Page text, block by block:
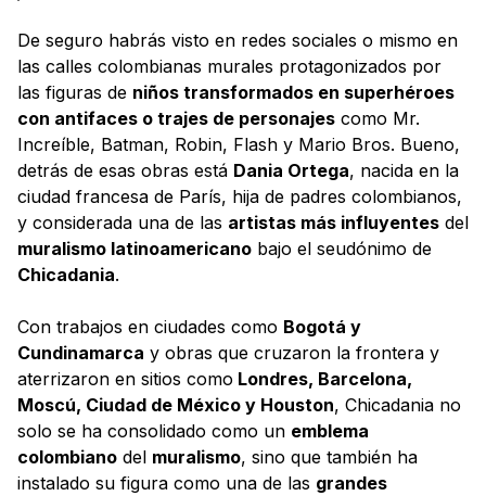
De seguro habrás visto en redes sociales o mismo en
las calles colombianas murales protagonizados por
las figuras de niños transformados en superhéroes
con antifaces o trajes de personajes como Mr.
Increíble, Batman, Robin, Flash y Mario Bros. Bueno,
detrás de esas obras está Dania Ortega, nacida en la
ciudad francesa de París, hija de padres colombianos,
y considerada una de las artistas más influyentes del
muralismo latinoamericano bajo el seudónimo de
Chicadania.
Con trabajos en ciudades como Bogotá y
Cundinamarca y obras que cruzaron la frontera y
aterrizaron en sitios como Londres, Barcelona,
Moscú, Ciudad de México y Houston, Chicadania no
solo se ha consolidado como un emblema
colombiano del muralismo, sino que también ha
instalado su figura como una de las grandes